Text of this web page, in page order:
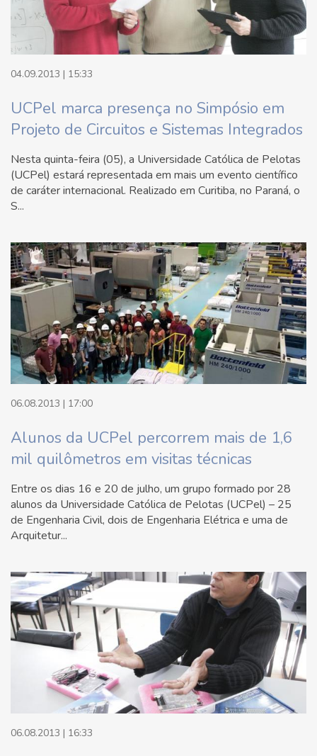
04.09.2013 | 15:33
UCPel marca presença no Simpósio em
Projeto de Circuitos e Sistemas Integrados
Nesta quinta-feira (05), a Universidade Católica de Pelotas
(UCPel) estará representada em mais um evento científico
de caráter internacional. Realizado em Curitiba, no Paraná, o
S...
06.08.2013 | 17:00
Alunos da UCPel percorrem mais de 1,6
mil quilômetros em visitas técnicas
Entre os dias 16 e 20 de julho, um grupo formado por 28
alunos da Universidade Católica de Pelotas (UCPel) – 25
de Engenharia Civil, dois de Engenharia Elétrica e uma de
Arquitetur...
06.08.2013 | 16:33